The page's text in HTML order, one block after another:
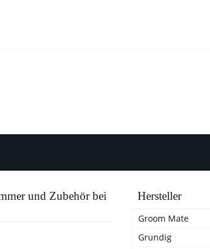
und Zubehör bei
Hersteller
Groom Mate
Grundig